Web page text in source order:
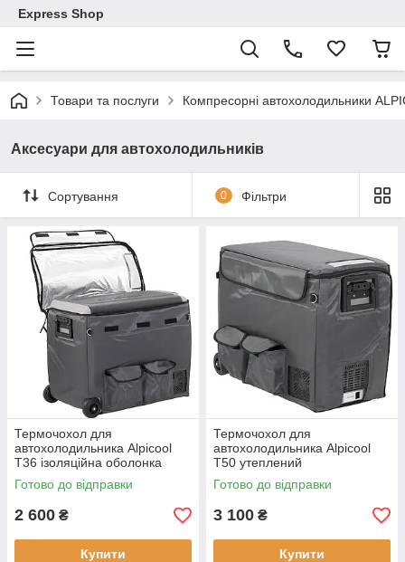
Express Shop
Товари та послуги Компресорні автохолодильники
Аксесуари для автохолодильників
Сортування 0 Фільтри
Термочохол для
автохолодильника Alpicool
T36 ізоляційна оболонка
багатошаровий
теплоізоляційний матеріал
Готово до відправки
2 600 ₴
Купити
Термочохол для
автохолодильника Alpicool
T50 утеплений
водовідштовхувальний
матеріал темно-сірий
зручний доступ новий 1 міс.
Готово до відправки
3 100 ₴
Купити